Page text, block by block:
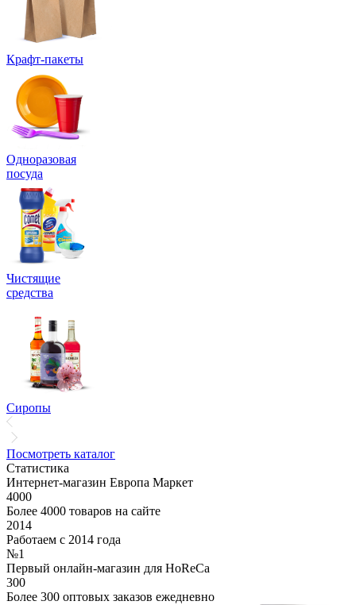
Крафт-пакеты
Одноразовая
посуда
Чистящие
средства
Сиропы
Посмотреть каталог
Статистика
Интернет-магазин Европа Маркет
4000
Более 4000 товаров на сайте
2014
Работаем с 2014 года
№1
Первый онлайн-магазин для HoReCa
300
Более 300 оптовых заказов ежедневно